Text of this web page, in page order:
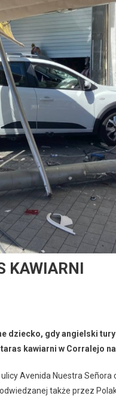
KAWIARNI
dziecko, gdy angielski
kawiarni w Corralejo
Avenida Nuestra Señora
także przez